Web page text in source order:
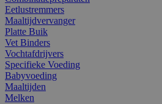
Eetlustremmers
Maaltijdvervanger
Platte Buik
Vet Binders
Vochtafdrijvers
Specifieke Voeding
Babyvoeding
Maaltijden
Melken